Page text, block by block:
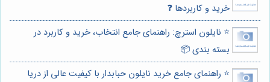
خرید و کاربردها ❓
⭐️ نایلون استرچ: راهنمای جامع انتخاب، خرید و کاربرد در
بسته بندی 📦
⭐️ راهنمای جامع خرید نایلون حبابدار با کیفیت عالی از دریا